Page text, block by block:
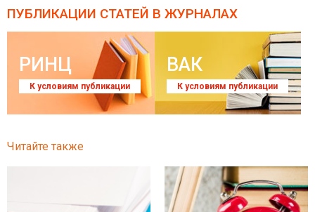
ПУБЛИКАЦИИ СТАТЕЙ В ЖУРНАЛАХ
РИНЦ
К условиям публикации
ВАК
К условиям публикации
Читайте также